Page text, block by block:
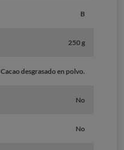
B
250 g
Cacao desgrasado en polvo.
No
No